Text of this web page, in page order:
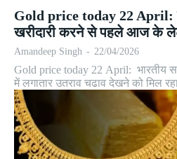
Gold price today 22 April:
खरीदारी करने से पहले आज के
Amandeep Singh - 22/04/2026
Gold price today 22 April: भारतीय
में लगातार उतराव चढाव देखने को मिल